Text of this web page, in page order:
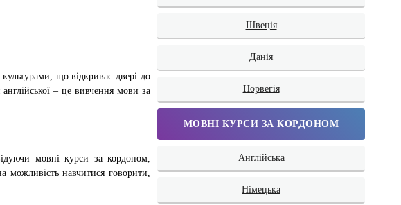
що відкриває двері до
– це вивчення мови за
мовні курси за кордоном,
можливість навчитися говорити,
Швеція
Данія
Норвегія
МОВНІ КУРСИ ЗА КОРДОНОМ
Англійська
Німецька